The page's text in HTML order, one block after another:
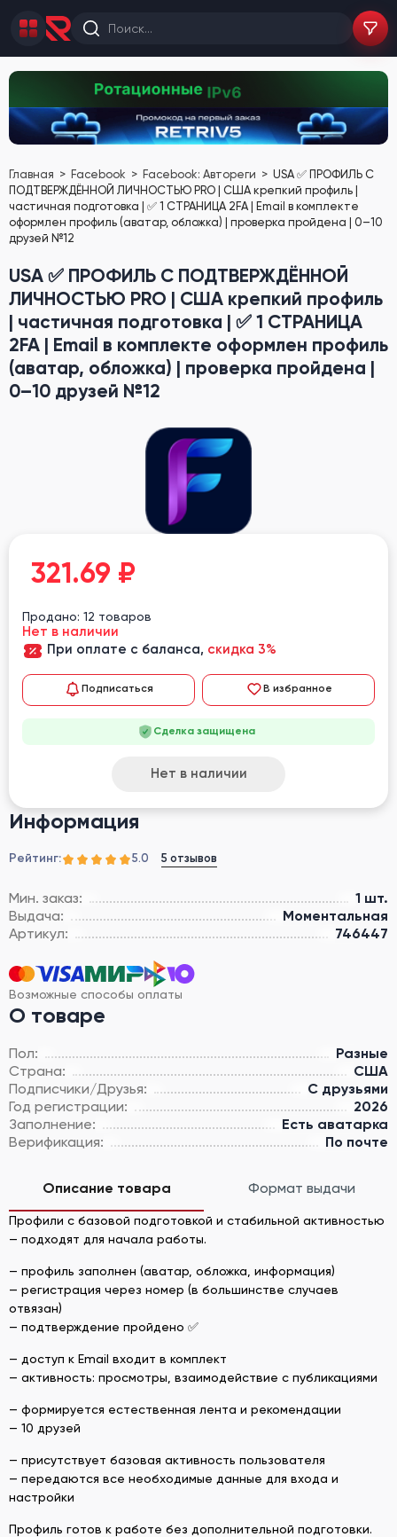
Главная Facebook Facebook: Автореги
USA ✅ ПРОФИЛЬ С
ПОДТВЕРЖДЁННОЙ ЛИЧНОСТЬЮ PRO | США крепкий профиль |
частичная подготовка | ✅ 1 СТРАНИЦА 2FA | Email в комплекте
оформлен профиль (аватар, обложка) | проверка пройдена | 0–10
друзей №12
USA ✅ ПРОФИЛЬ С ПОДТВЕРЖДЁННОЙ
ЛИЧНОСТЬЮ PRO | США крепкий профиль
| частичная подготовка | ✅ 1 СТРАНИЦА
2FA | Email в комплекте оформлен профиль
(аватар, обложка) | проверка пройдена |
0–10 друзей №12
Информация
Рейтинг: 5.0 5 отзывов
Мин. заказ:
1 шт.
Выдача:
Моментальная
Артикул:
746447
Возможные способы оплаты
О товаре
Пол:
Разные
Страна:
США
Подписчики/Друзья:
С друзьями
Год регистрации:
2026
Заполнение:
Есть аватарка
Верификация:
По почте
321.69 ₽
Продано: 12 товаров
Нет в наличии
При оплате с баланса, скидка 3%
Подписаться В избранное
Сделка защищена
Нет в наличии
Описание товара Формат выдачи
Профили с базовой подготовкой и стабильной активностью
— подходят для начала работы.
— профиль заполнен (аватар, обложка, информация)
— регистрация через номер (в большинстве случаев
отвязан)
— подтверждение пройдено ✅
— доступ к Email входит в комплект
— активность: просмотры, взаимодействие с публикациями
— формируется естественная лента и рекомендации
— 10 друзей
— присутствует базовая активность пользователя
— передаются все необходимые данные для входа и
настройки
Профиль готов к работе без дополнительной подготовки.